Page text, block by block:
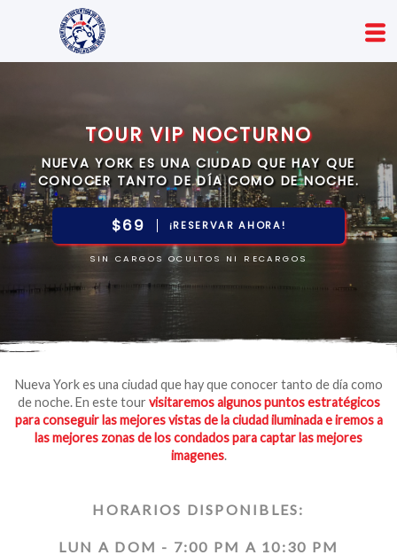
TOUR VIP NOCTURNO
NUEVA YORK ES UNA CIUDAD QUE HAY QUE
CONOCER TANTO DE DÍA COMO DE NOCHE.
$69 ¡RESERVAR AHORA!
SIN CARGOS OCULTOS NI RECARGOS
Nueva York es una ciudad que hay que conocer tanto de día como
de noche. En este tour visitaremos algunos puntos estratégicos
para conseguir las mejores vistas de la ciudad iluminada e iremos a
las mejores zonas de los condados para captar las mejores
imagenes.
HORARIOS DISPONIBLES:
LUN A DOM - 7:00 PM A 10:30 PM